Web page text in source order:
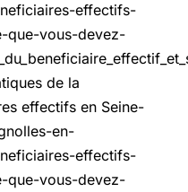
effectifs-
que-vous-devez-
de la
effectifs en Seine-
en-
effectifs-
que-vous-devez-